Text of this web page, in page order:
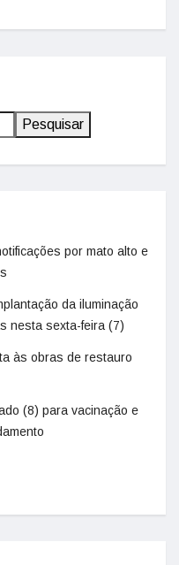
Pesquisar
por mato alto e
da iluminação
nesta sexta-feira (7)
às obras de restauro
(8) para vacinação e